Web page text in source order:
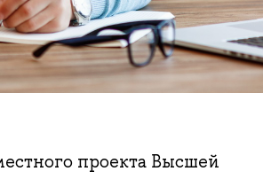
проекта Высшей